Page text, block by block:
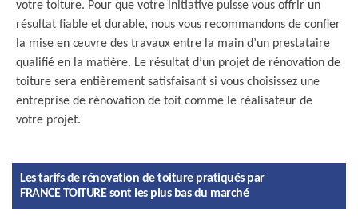
votre toiture. Pour que votre initiative puisse vous offrir un
résultat fiable et durable, nous vous recommandons de confier
la mise en œuvre des travaux entre la main d’un prestataire
qualifié en la matière. Le résultat d’un projet de rénovation de
toiture sera entièrement satisfaisant si vous choisissez une
entreprise de rénovation de toit comme le réalisateur de
votre projet.
Les tarifs de rénovation de toiture pratiqués par
FRANCE TOITURE sont les plus bas du marché